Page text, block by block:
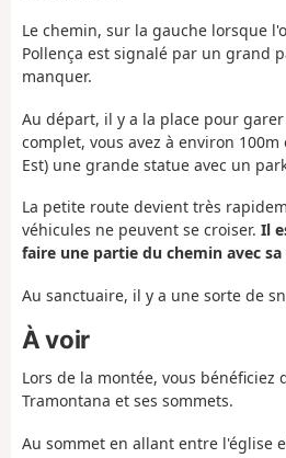
Le chemin, sur la gauche lorsque
Pollença est signalé par un grand
manquer.
Au départ, il y a la place pour
complet, vous avez à environ
Est) une grande statue avec un
La petite route devient très
véhicules ne peuvent se croiser. Il
faire une partie du chemin avec
Au sanctuaire, il y a une sorte de
À voir
Lors de la montée, vous bénéficiez
Tramontana et ses sommets.
Au sommet en allant entre l'église